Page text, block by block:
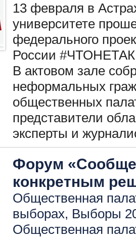
13 февраля в
университете
федерального
России
В актовом зале
неформальных
общественных
представители
эксперты и
Форум
конкретным
Общественная
выборах, Выборы
Общественная